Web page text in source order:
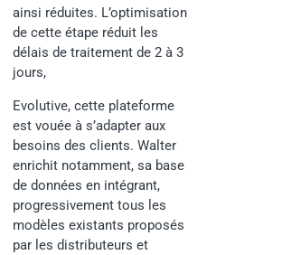
ainsi réduites. L’optimisation
de cette étape réduit les
délais de traitement de 2 à 3
jours,
Evolutive, cette plateforme
est vouée à s’adapter aux
besoins des clients. Walter
enrichit notamment, sa base
de données en intégrant,
progressivement tous les
modèles existants proposés
par les distributeurs et